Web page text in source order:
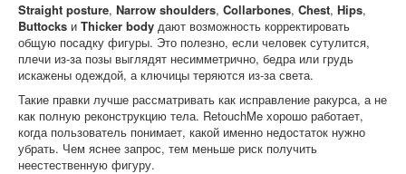
Straight posture, Narrow shoulders, Collarbones, Chest, Hips,
Buttocks и Thicker body дают возможность корректировать
общую посадку фигуры. Это полезно, если человек сутулится,
плечи из-за позы выглядят несимметрично, бедра или грудь
искажены одеждой, а ключицы теряются из-за света.
Такие правки лучше рассматривать как исправление ракурса, а не
как полную реконструкцию тела. RetouchMe хорошо работает,
когда пользователь понимает, какой именно недостаток нужно
убрать. Чем яснее запрос, тем меньше риск получить
неестественную фигуру.